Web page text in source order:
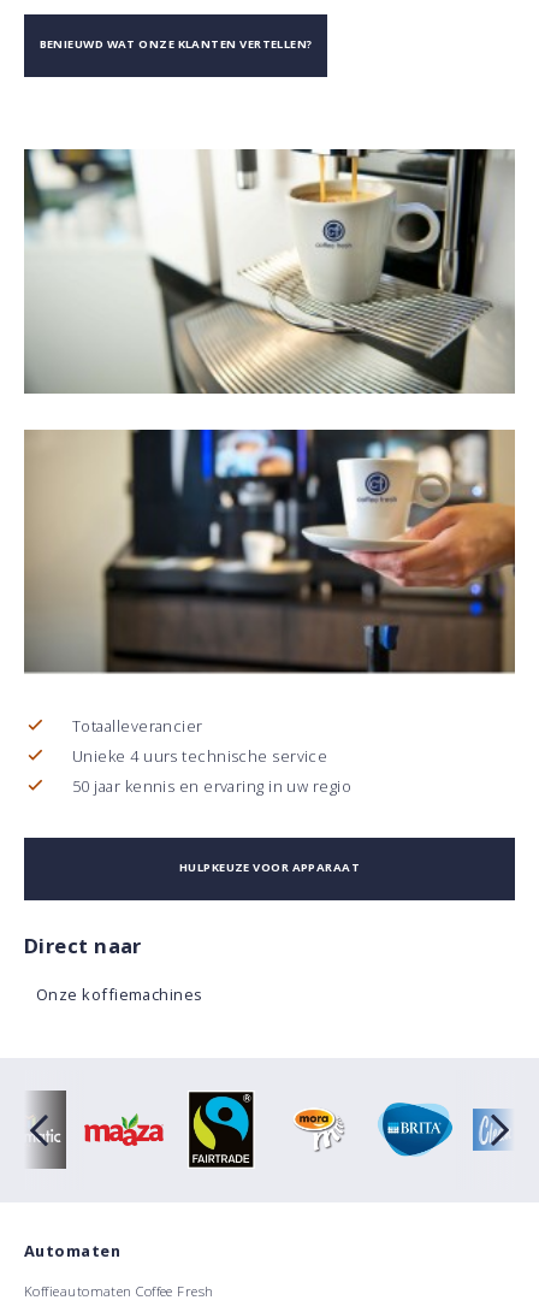
BENIEUWD WAT ONZE KLANTEN VERTELLEN?
Totaalleverancier
Unieke 4 uurs technische service
50 jaar kennis en ervaring in uw regio
HULPKEUZE VOOR APPARAAT
Direct naar
Onze koffiemachines
Automaten
Koffieautomaten Coffee Fresh